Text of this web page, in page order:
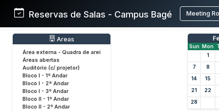
Reservas de Salas - Campus Bagé Meeting
Areas
Área externa - Quadra de arei
Áreas abertas
Auditório (c/ projetor)
Bloco I - 1º Andar
Bloco I - 2ª Andar
Bloco I - 3º Andar
Bloco II - 1º Andar
Bloco II - 2º Andar
Sun Mon
1
7
8
14
15
21
22
28